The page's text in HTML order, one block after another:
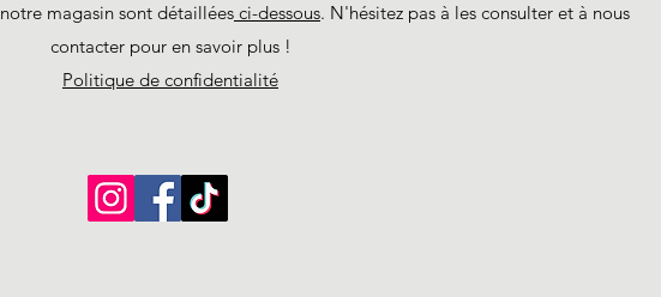
magasin sont détaillées ci-dessous. N'hésitez pas à les consulter et à nous
contacter pour en savoir plus !
Politique de confidentialité